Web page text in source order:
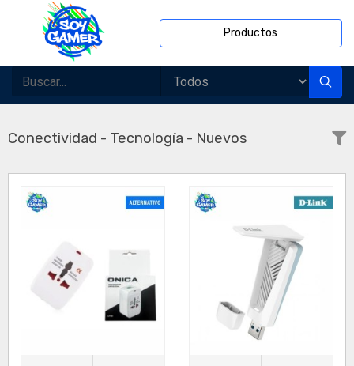
Productos
Conectividad - Tecnología - Nuevos